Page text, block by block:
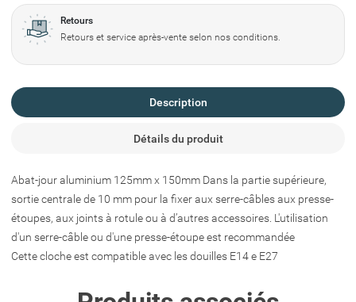
Retours
Retours et service après-vente selon nos conditions.
Description
Détails du produit
Abat-jour aluminium 125mm x 150mm Dans la partie supérieure,
sortie centrale de 10 mm pour la fixer aux serre-câbles aux presse-
étoupes, aux joints à rotule ou à d’autres accessoires. L'utilisation
d'un serre-câble ou d'une presse-étoupe est recommandée
Cette cloche est compatible avec les douilles E14 e E27